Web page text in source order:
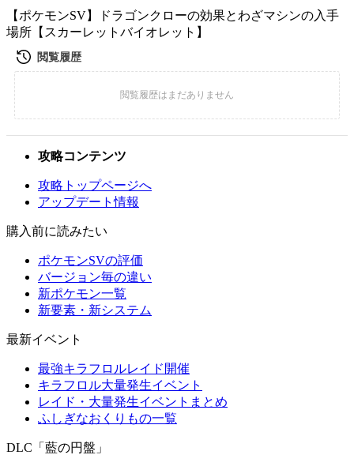
【ポケモンSV】ドラゴンクローの効果とわざマシンの入手
場所【スカーレットバイオレット】
攻略コンテンツ
攻略トップページへ
アップデート情報
購入前に読みたい
ポケモンSVの評価
バージョン毎の違い
新ポケモン一覧
新要素・新システム
最新イベント
最強キラフロルレイド開催
キラフロル大量発生イベント
レイド・大量発生イベントまとめ
ふしぎなおくりもの一覧
DLC「藍の円盤」